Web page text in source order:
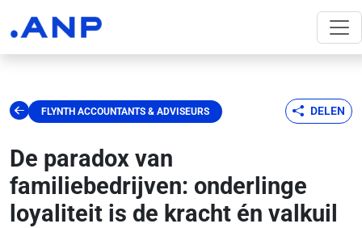
FLYNTH ACCOUNTANTS & ADVISEURS DELEN
De paradox van
familiebedrijven: onderlinge
loyaliteit is de kracht én valkuil